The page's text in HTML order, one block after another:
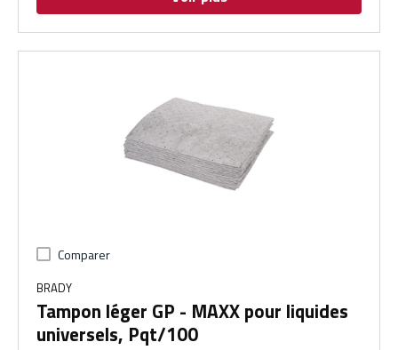
Comparer
BRADY
Tampon léger GP - MAXX pour liquides
universels, Pqt/100